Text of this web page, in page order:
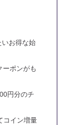
いお得な始
ーポンがも
円分のチ
コイン増量